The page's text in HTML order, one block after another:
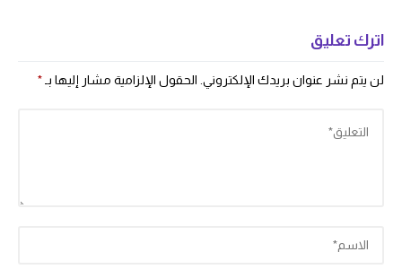
اترك تعليق
لن يتم نشر عنوان بريدك الإلكتروني. الحقول الإلزامية مشار إليها بـ *